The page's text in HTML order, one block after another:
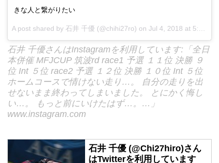
きな人と繋がりたい
A post shared by 石井 千優 (@chihi27ro) on Jul 4, 2018 at 5:19am PDT
石井 千優さんはInstagramを利用しています:「全日
本併催 MFJCUP 筑波rd race1 予選 １１位 決勝 ９
位 Int ５位 race2 予選 １２位 決勝 １０位 Int ５位
ホームコースで情けない走り…。 自分の走りを出
せないまま終わってしまいました。 とにかく悔し
い…。 もっと前にいけたはず…。…」
www.instagram.com
石井 千優 (@Chi27hiro)さん
はTwitterを利用しています